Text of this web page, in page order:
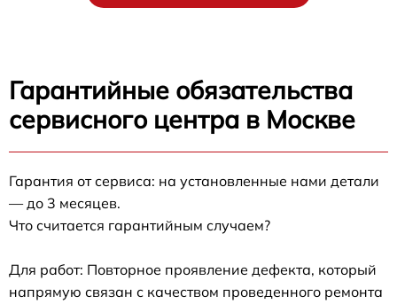
Гарантийные обязательства
сервисного центра в Москве
Гарантия от сервиса: на установленные нами детали
— до 3 месяцев.
Что считается гарантийным случаем?
Для работ: Повторное проявление дефекта, который
напрямую связан с качеством проведенного ремонта